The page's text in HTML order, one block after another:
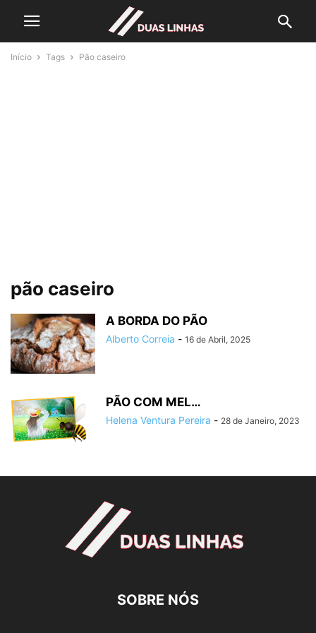
Início Tags Pão caseiro
pão caseiro
A BORDA DO PÃO
Alberto Correia - 16 de Abril, 2025
PÃO COM MEL…
Helena Ventura Pereira - 28 de Janeiro, 2023
SOBRE NÓS